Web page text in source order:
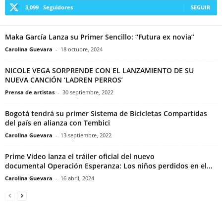
3,099 Seguidores SEGUIR
Maka García Lanza su Primer Sencillo: “Futura ex novia”
Carolina Guevara - 18 octubre, 2024
NICOLE VEGA SORPRENDE CON EL LANZAMIENTO DE SU
NUEVA CANCIÓN ‘LADREN PERROS’
Prensa de artistas - 30 septiembre, 2022
Bogotá tendrá su primer Sistema de Bicicletas Compartidas
del país en alianza con Tembici
Carolina Guevara - 13 septiembre, 2022
Prime Video lanza el tráiler oficial del nuevo
documental Operación Esperanza: Los niños perdidos en el...
Carolina Guevara - 16 abril, 2024